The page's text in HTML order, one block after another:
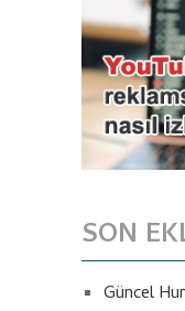
SON
Güncel